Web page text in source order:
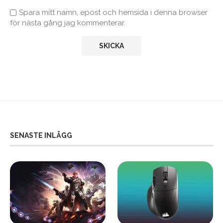
Spara mitt namn, epost och hemsida i denna browser
för nästa gång jag kommenterar.
SENASTE INLÄGG